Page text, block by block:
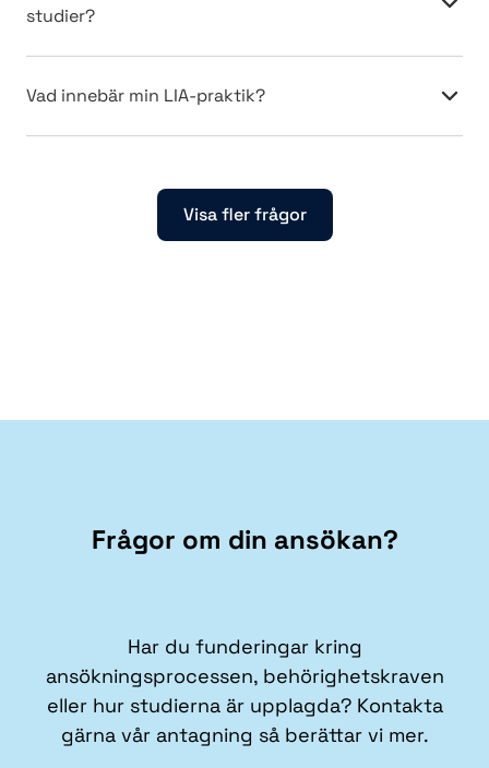
studier?
Vad innebär min LIA-praktik?
Visa fler frågor
Frågor om din ansökan?
Har du funderingar kring
ansökningsprocessen, behörighetskraven
eller hur studierna är upplagda? Kontakta
gärna vår antagning så berättar vi mer.